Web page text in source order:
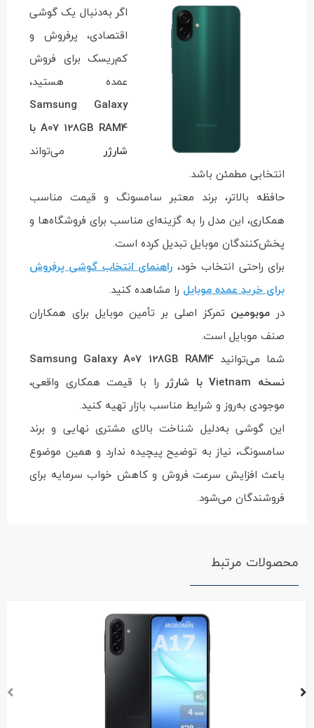
اگر به‌دنبال یک گوشی
اقتصادی، پرفروش و
کم‌ریسک برای فروش
عمده هستید،
Samsung Galaxy
A07 128GB RAM4 با
شارژر می‌تواند
انتخابی مطمئن باشد.
حافظه بالاتر، برند معتبر سامسونگ و قیمت مناسب
همکاری، این مدل را به گزینه‌ای مناسب برای فروشگاه‌ها و
پخش‌کنندگان موبایل تبدیل کرده است.
برای راحتی انتخاب خود، راهنمای انتخاب گوشی پرفروش
برای خرید عمده موبایل را مشاهده کنید.
در موبومین تمرکز اصلی بر تأمین موبایل برای همکاران
صنف موبایل است.
شما می‌توانیدSamsung Galaxy A07 128GB RAM4
نسخه Vietnam با شارژر
را با قیمت همکاری واقعی،
موجودی به‌روز و شرایط مناسب بازار تهیه کنید.
این گوشی به‌دلیل شناخت بالای مشتری نهایی و برند
سامسونگ، نیاز به توضیح پیچیده ندارد و همین موضوع
باعث افزایش سرعت فروش و کاهش خواب سرمایه برای
فروشندگان می‌شود.
محصولات مرتبط